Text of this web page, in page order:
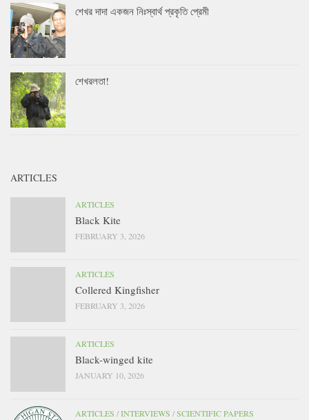
শেখর দাদা একজন নিঃস্বার্থ প্রকৃতি প্রেমী
শেখরলতা!
ARTICLES
ARTICLES
Black Kite
FEBRUARY 3, 2026
ARTICLES
Collered Kingfisher
FEBRUARY 3, 2026
ARTICLES
Black-winged kite
JANUARY 10, 2026
ARTICLES /INTERVIEWS /SCIENTIFIC PAPERS